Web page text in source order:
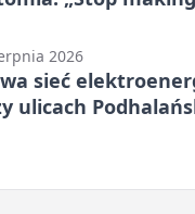
2026
sieć
ulicach